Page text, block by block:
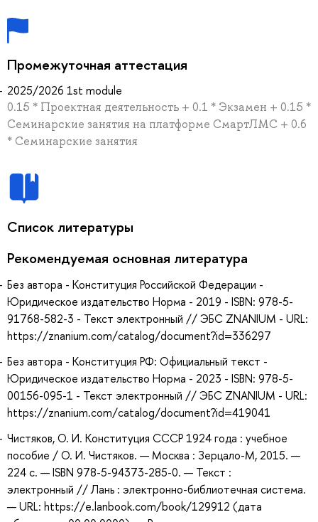
Промежуточная аттестация
2025/2026 1st module
0.15 * Проектная деятельность + 0.1 * Экзамен + 0.15 *
Семинарские занятия на платформе СмартЛМС + 0.6
* Семинарские занятия
Список литературы
Рекомендуемая основная литература
Без автора - Конституция Российской Федерации -
Юридическое издательство Норма - 2019 - ISBN: 978-5-
91768-582-3 - Текст электронный // ЭБС ZNANIUM - URL:
https://znanium.com/catalog/document?id=336297
Без автора - Конституция РФ: Официальный текст -
Юридическое издательство Норма - 2023 - ISBN: 978-5-
00156-095-1 - Текст электронный // ЭБС ZNANIUM - URL:
https://znanium.com/catalog/document?id=419041
Чистяков, О. И. Конституция CCСР 1924 года : учебное
пособие / О. И. Чистяков. — Москва : Зерцало-М, 2015. —
224 с. — ISBN 978-5-94373-285-0. — Текст :
электронный // Лань : электронно-библиотечная система.
— URL: https://e.lanbook.com/book/129912 (дата